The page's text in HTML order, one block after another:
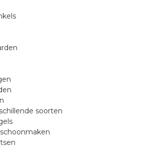
soorten